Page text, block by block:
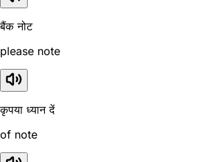
बैंक नोट
please note
कृपया ध्यान दें
of note